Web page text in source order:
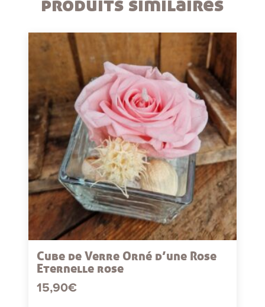
Cube de Verre Orné d’une Rose
Eternelle rose
15,90€